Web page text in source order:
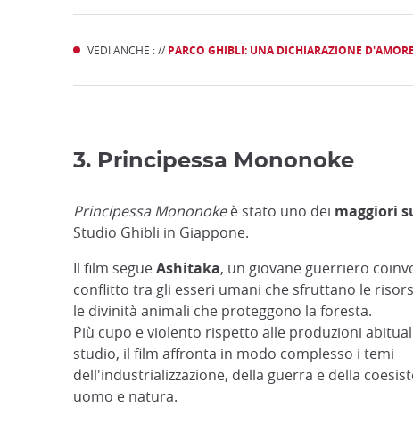
VEDI ANCHE : // PARCO GHIBLI: UNA DICHIARAZIONE
3. Principessa Mononoke
Principessa Mononokeè stato uno dei maggiori
Studio Ghibli in Giappone.
Il film segueAshitaka, un giovane guerriero
conflitto tra gli esseri umani che sfruttano le
le divinità animali che proteggono la foresta.
Più cupo e violento rispetto alle produzioni
studio, il film affronta in modo complesso i temi
dell'industrializzazione, della guerra e della
uomo e natura.